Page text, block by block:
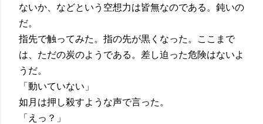
ないか、などという空想力は皆無なのである。鈍いの
だ。
指先で触ってみた。指の先が黒くなった。ここまで
は、ただの炭のようである。差し迫った危険はないよ
うだ。
「動いていない」
如月は押し殺すような声で言った。
「えっ？」